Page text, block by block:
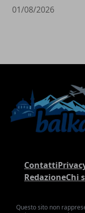
01/08/2026
Contatti
RedazioneChi
Questo sito non